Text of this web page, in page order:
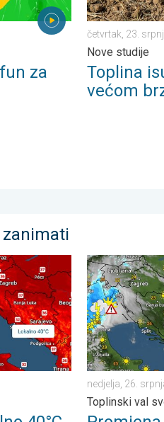
za
četvrtak, 23.
Nove studije
Toplina
većom
zanimati
toplije?. Visok UV indeks. . .
Promjena,
nedjelja, 26.
Toplinski val